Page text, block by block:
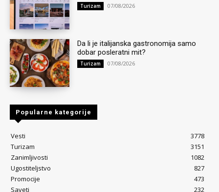
Turizam 07/08/2026
Da li je italijanska gastronomija samo
dobar posleratni mit?
Turizam 07/08/2026
Popularne kategorije
Vesti
3778
Turizam
3151
Zanimljivosti
1082
Ugostiteljstvo
827
Promocije
473
Saveti
232